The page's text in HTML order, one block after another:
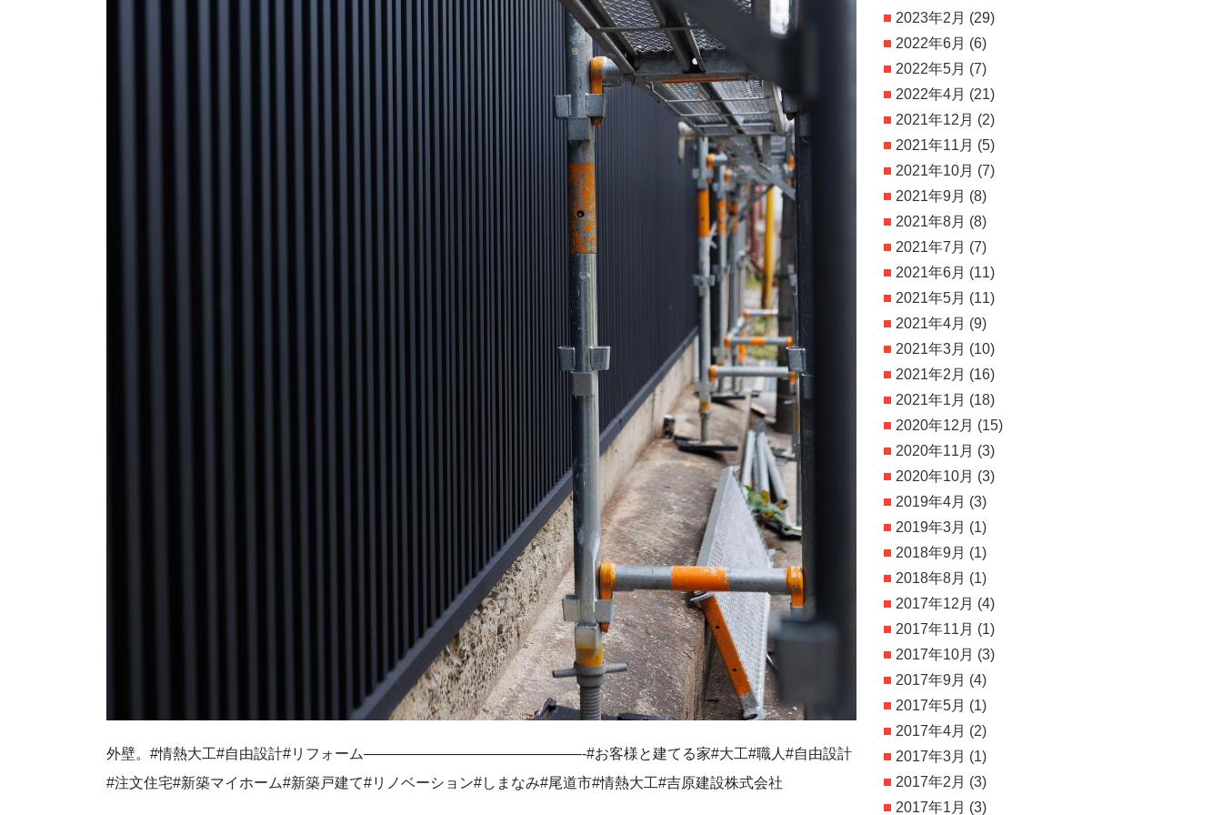
外壁。⁡#情熱大工#自由設計#リフォーム———————————————-#お客様と建てる家#大工#職人#自由設計
#注文住宅#新築マイホーム#新築戸建て#リノベーション#しまなみ#尾道市#情熱大工#吉原建設株式会社
2023年2月 (29)
2022年6月 (6)
2022年5月 (7)
2022年4月 (21)
2021年12月 (2)
2021年11月 (5)
2021年10月 (7)
2021年9月 (8)
2021年8月 (8)
2021年7月 (7)
2021年6月 (11)
2021年5月 (11)
2021年4月 (9)
2021年3月 (10)
2021年2月 (16)
2021年1月 (18)
2020年12月 (15)
2020年11月 (3)
2020年10月 (3)
2019年4月 (3)
2019年3月 (1)
2018年9月 (1)
2018年8月 (1)
2017年12月 (4)
2017年11月 (1)
2017年10月 (3)
2017年9月 (4)
2017年5月 (1)
2017年4月 (2)
2017年3月 (1)
2017年2月 (3)
2017年1月 (3)